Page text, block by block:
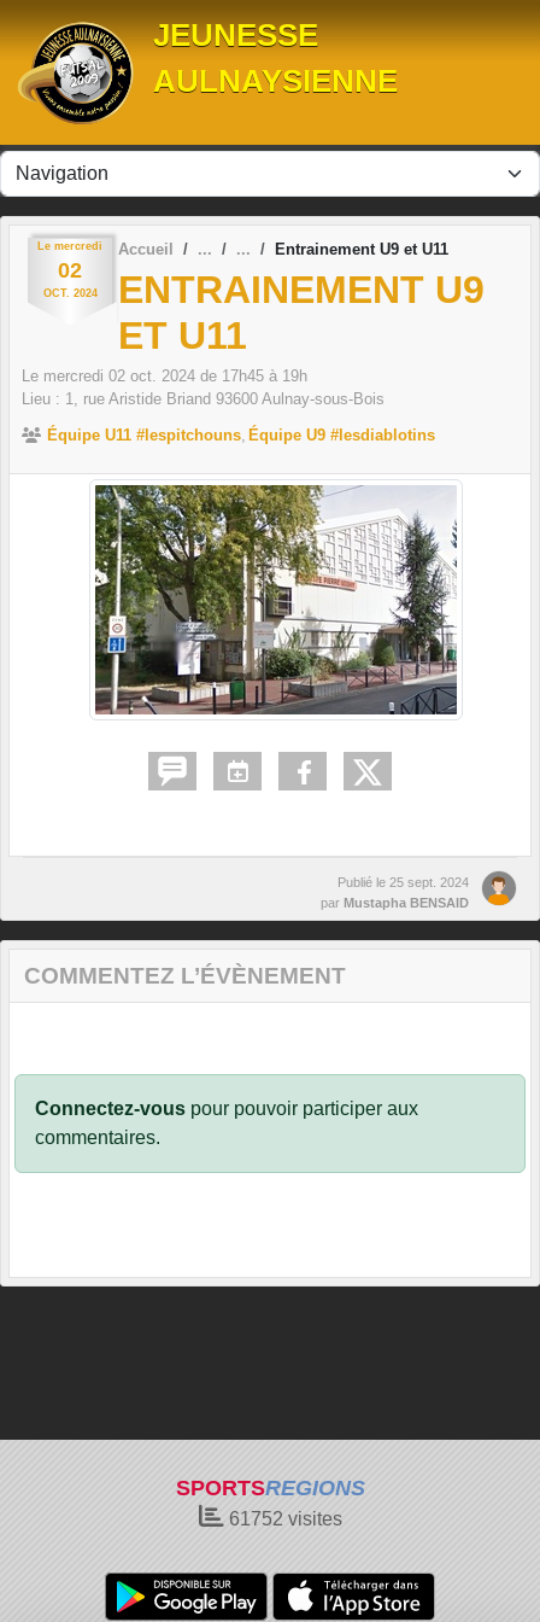
JEUNESSE
AULNAYSIENNE
Le mercredi
02
OCT. 2024
Accueil Entrainement U9 et U11
ENTRAINEMENT U9
ET U11
Le mercredi 02 oct. 2024 de 17h45 à 19h
Lieu : 1, rue Aristide Briand 93600 Aulnay-sous-Bois
Équipe U11 #lespitchouns Équipe U9 #lesdiablotins
Publié le 25 sept. 2024
par Mustapha BENSAID
COMMENTEZ L’ÉVÈNEMENT
Connectez-vous pour pouvoir participer aux
commentaires.
SPORTSREGIONS
61752 visites